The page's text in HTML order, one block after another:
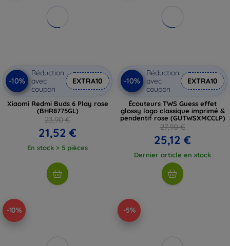
-10%
Réduction
avec
coupon
EXTRA10
Xiaomi Redmi Buds 6 Play rose
(BHR8775GL)
23,90 €
21,52 €
En stock > 5 pièces
-10%
Réduction
avec
coupon
EXTRA10
Écouteurs TWS Guess effet
glossy logo classique imprimé &
pendentif rose (GUTWSXMCCLP)
27,90 €
25,12 €
Dernier article en stock
-10% -5%